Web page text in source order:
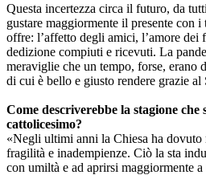
Questa incertezza circa il futuro, da
gustare maggiormente il presente con
offre: l’affetto degli amici, l’amore dei
dedizione compiuti e ricevuti. La
meraviglie che un tempo, forse, erano
di cui è bello e giusto rendere grazie al
Come descriverebbe la stagione
cattolicesimo?
«Negli ultimi anni la Chiesa ha dovuto
fragilità e inadempienze. Ciò la sta
con umiltà e ad aprirsi maggiormente